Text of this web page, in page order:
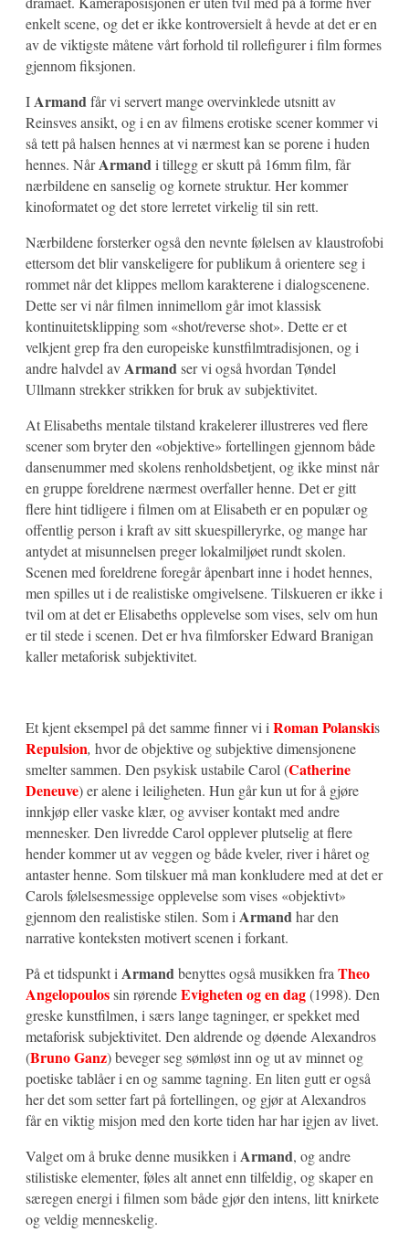
enkelt scene, og det er ikke kontroversielt å hevde at det er en
av de viktigste måtene vårt forhold til rollefigurer i film formes
gjennom fiksjonen.
IArmandfår vi servert mange overvinklede utsnitt av
Reinsves ansikt, og i en av filmens erotiske scener kommer vi
så tett på halsen hennes at vi nærmest kan se porene i huden
hennes. NårArmandi tillegg er skutt på 16mm film, får
nærbildene en sanselig og kornete struktur. Her kommer
kinoformatet og det store lerretet virkelig til sin rett.
Nærbildene forsterker også den nevnte følelsen av klaustrofobi
ettersom det blir vanskeligere for publikum å orientere seg i
rommet når det klippes mellom karakterene i dialogscenene.
Dette ser vi når filmen innimellom går imot klassisk
kontinuitetsklipping som «shot/reverse shot». Dette er et
velkjent grep fra den europeiske kunstfilmtradisjonen, og i
andre halvdel avArmandser vi også hvordan Tøndel
Ullmann strekker strikken for bruk av subjektivitet.
At Elisabeths mentale tilstand krakelerer illustreres ved flere
scener som bryter den «objektive» fortellingen gjennom både
dansenummer med skolens renholdsbetjent, og ikke minst når
en gruppe foreldrene nærmest overfaller henne. Det er gitt
flere hint tidligere i filmen om at Elisabeth er en populær og
offentlig person i kraft av sitt skuespilleryrke, og mange har
antydet at misunnelsen preger lokalmiljøet rundt skolen.
Scenen med foreldrene foregår åpenbart inne i hodet hennes,
men spilles ut i de realistiske omgivelsene. Tilskueren er ikke i
tvil om at det er Elisabeths opplevelse som vises, selv om hun
er til stede i scenen. Det er hva filmforsker Edward Branigan
kaller metaforisk subjektivitet.
Et kjent eksempel på det samme finner vi iRoman Polanskis
Repulsion, hvor de objektive og subjektive dimensjonene
smelter sammen. Den psykisk ustabile Carol (Catherine
Deneuve) er alene i leiligheten. Hun går kun ut for å gjøre
innkjøp eller vaske klær, og avviser kontakt med andre
mennesker. Den livredde Carol opplever plutselig at flere
hender kommer ut av veggen og både kveler, river i håret og
antaster henne. Som tilskuer må man konkludere med at det er
Carols følelsesmessige opplevelse som vises «objektivt»
gjennom den realistiske stilen. Som iArmandhar den
narrative konteksten motivert scenen i forkant.
På et tidspunkt iArmandbenyttes også musikken fraTheo
Angelopoulossin rørendeEvigheten og en dag(1998). Den
greske kunstfilmen, i særs lange tagninger, er spekket med
metaforisk subjektivitet. Den aldrende og døende Alexandros
(Bruno Ganz) beveger seg sømløst inn og ut av minnet og
poetiske tablåer i en og samme tagning. En liten gutt er også
her det som setter fart på fortellingen, og gjør at Alexandros
får en viktig misjon med den korte tiden har har igjen av livet.
Valget om å bruke denne musikken iArmand, og andre
stilistiske elementer, føles alt annet enn tilfeldig, og skaper en
særegen energi i filmen som både gjør den intens, litt knirkete
og veldig menneskelig.